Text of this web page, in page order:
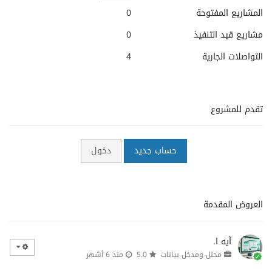
المشاريع المفتوحة
0
مشاريع قيد التنفيذ
0
التواصلات الجارية
4
تقدم للمشروع
حساب جديد دخول
العروض المقدمة
آيه ا.
محلل ومدخل بيانات منذ 6 أشهر